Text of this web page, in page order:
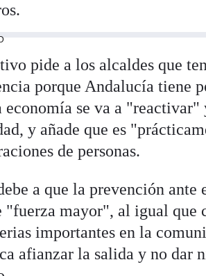
pide a los alcaldes que
porque Andalucía tiene
economía se va a
y añade que es
de personas.
a que la prevención
"fuerza mayor", al igual que
importantes en la
afianzar la salida y no dar